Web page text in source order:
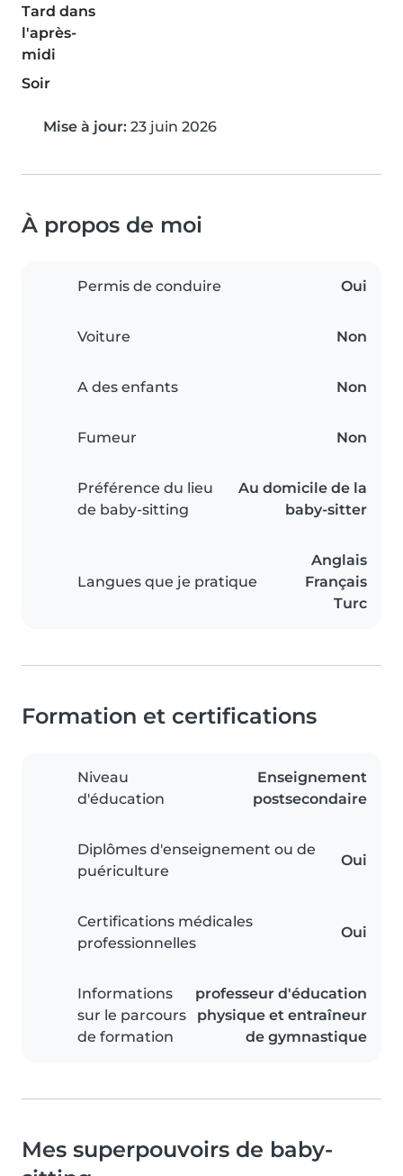
Tard dans
l'après-
midi
Soir
Mise à jour: 23 juin 2026
À propos de moi
Permis de conduire Oui
Voiture Non
A des enfants Non
Fumeur Non
Préférence du lieu
de baby-sitting
Au domicile de la
baby-sitter
Langues que je pratique
Anglais
Français
Turc
Formation et certifications
Niveau
d'éducation
Enseignement
postsecondaire
Diplômes d'enseignement ou de
puériculture
Oui
Certifications médicales
professionnelles
Oui
Informations
sur le parcours
de formation
professeur d'éducation
physique et entraîneur
de gymnastique
Mes superpouvoirs de baby-